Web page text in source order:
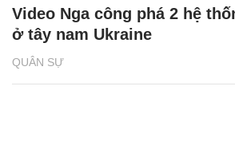
QUÂN SỰ
Video Nga công phá 2 hệ
ở tây nam Ukraine